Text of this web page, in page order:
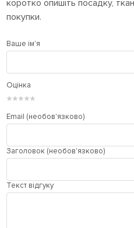
коротко опишіть посадку,
покупки.
Ваше ім'я
Оцінка
★
★
★
★
★
Email (необов'язково)
Заголовок (необов'язково)
Текст відгуку